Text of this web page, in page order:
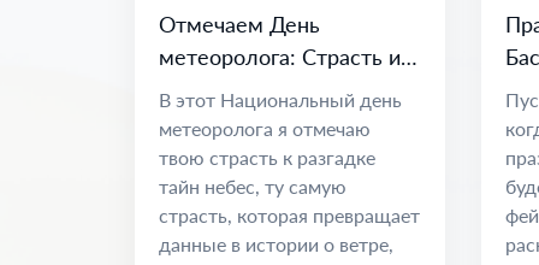
Отмечаем День
метеоролога: Страсть и
наука о климате
В этот Национальный день
метеоролога я отмечаю
твою страсть к разгадке
тайн небес, ту самую
страсть, которая превращает
данные в истории о ветре,